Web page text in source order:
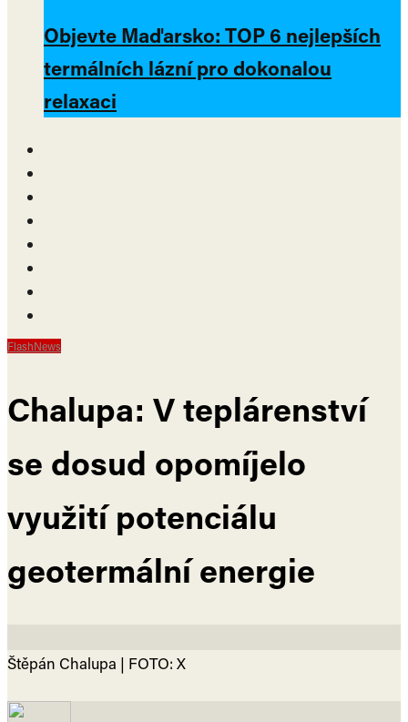
Objevte Maďarsko: TOP 6 nejlepších
termálních lázní pro dokonalou
relaxaci
FlashNews
Chalupa: V teplárenství
se dosud opomíjelo
využití potenciálu
geotermální energie
Štěpán Chalupa | FOTO: X